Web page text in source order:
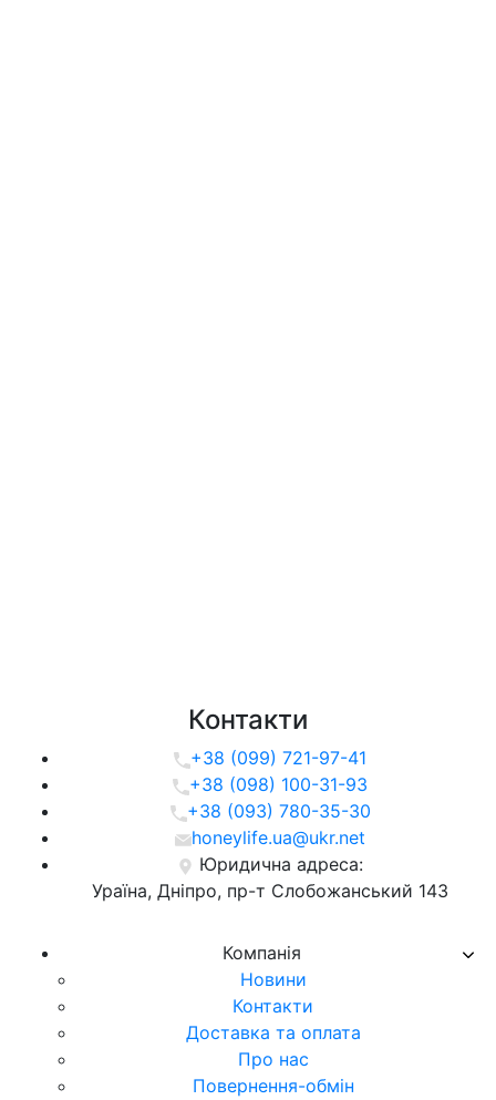
Компанія
Новини
Контакти
Доставка та оплата
Про нас
Повернення-обмін
Контакти
+38 (099) 721-97-41
+38 (098) 100-31-93
+38 (093) 780-35-30
honeylife.ua@ukr.net
Юридична адреса:
Ураїна, Дніпро, пр-т Слобожанський 143